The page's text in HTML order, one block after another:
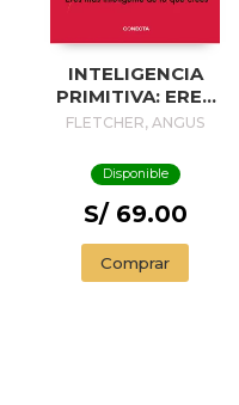
INTELIGENCIA
PRIMITIVA: ERES
MÁS INTELIGENTE
/ PRIMAL
INTELLIGENCE:
YOU ARE
YOU KNOW
FLETCHER, ANGUS
Disponible
S/ 69.00
Comprar